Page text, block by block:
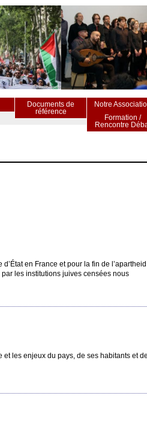
Documents de
référence
Notre
Formation /
Rencontre
en France et pour la fin de
les institutions juives censées nous
les enjeux du pays, de ses habitants et